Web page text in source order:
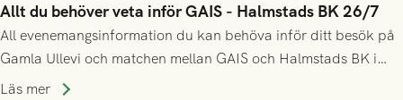
Allt du behöver veta inför GAIS - Halmstads BK 26/7
All evenemangsinformation du kan behöva inför ditt besök på
Gamla Ullevi och matchen mellan GAIS och Halmstads BK i
Allsvenskan! Avspark kl 16.30 på söndag 26/7.
Läs mer